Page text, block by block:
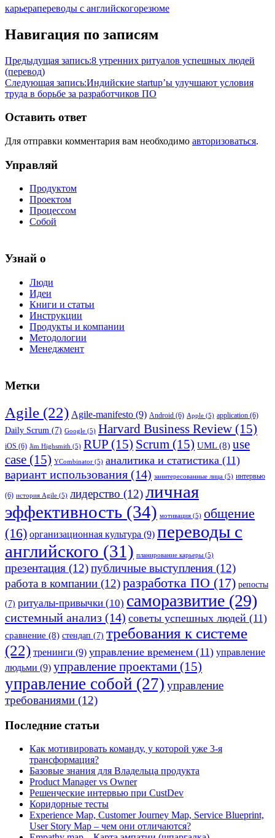
карьерапереводы с английскогорезюме
Навигация по записям
Предыдущая запись:8 утренних ритуалов успешных людей
(перевод)
Следующая запись:Индийские startup’ы улучшают условия
труда в борьбе за разработчиков ПО
Оставить ответ
Для отправки комментария вам необходимо авторизоваться.
Управляй
Продуктом
Проектом
Процессом
Собой
Узнай о
Люди
Идеи
Книги и статьи
Инструкции
Продукты и компании
Методологии
Менеджмент
Метки
Agile (22) Agile-manifesto (9) Android (6) Apple (5) application (6)
Daily Scrum (7) Google (5) Harvard Business Review (15)
iOS (6) Jim Highsmith (5) RUP (15) Scrum (15) UML(8) use
case (15) YCombinator (5) аналитика и статистика (11)
вариант использования (14) заинтересованные лица (5) интервью
(6) история Agile (5) лидерство (12)личная
эффективность (34) мотивация (5) общение
(16) организационная культура (9) переводы с
английского (31) планирование карьеры (5)
презентация (12)публичные выступления (12)
работа в компании (12)разработка ПО (17) репосты
(7) ритуалы-привычки (10) саморазвитие (29)
системный анализ (14) советы успешных людей (11)
сравнение (8) стендап (7) требования к системе
(22) тренинги (9) управление временем (11) управление
людьми (9) управление проектами (15)
управление собой (27) управление
требованиями (12)
Последние статьи
Как мотивировать команду, у которой уже 3-я
трансформация?
Базовые знания для Владельца продукта
Product Manager vs Owner
Решенческие интервью при CustDev
Коридорные тесты
Experience Map, Customer Journey Map, Service Blueprint,
User Story Map – чем они отличаются?